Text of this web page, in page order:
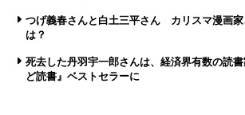
つげ義春さんと白土三平さん カリスマ漫画家
は？
死去した丹羽宇一郎さんは、経済界有数の読
ど読書』ベストセラーに